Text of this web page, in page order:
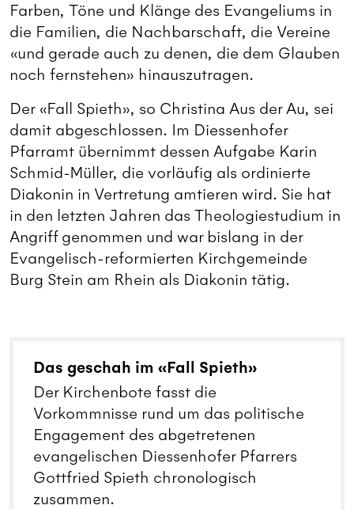
Farben, Töne und Klänge des Evangeliums in
die Familien, die Nachbarschaft, die Vereine
«und gerade auch zu denen, die dem Glauben
noch fernstehen» hinauszutragen.
Der «Fall Spieth», so Christina Aus der Au, sei
damit abgeschlossen. Im Diessenhofer
Pfarramt übernimmt dessen Aufgabe Karin
Schmid-Müller, die vorläufig als ordinierte
Diakonin in Vertretung amtieren wird. Sie hat
in den letzten Jahren das Theologiestudium in
Angriff genommen und war bislang in der
Evangelisch-reformierten Kirchgemeinde
Burg Stein am Rhein als Diakonin tätig.
Das geschah im «Fall Spieth»
Der Kirchenbote fasst die
Vorkommnisse rund um das politische
Engagement des abgetretenen
evangelischen Diessenhofer Pfarrers
Gottfried Spieth chronologisch
zusammen.